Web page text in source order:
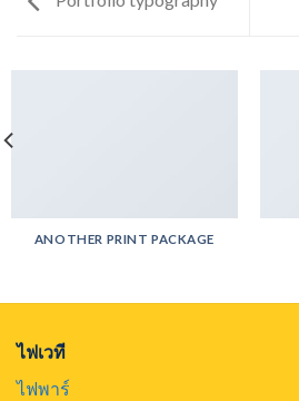
ANOTHER PRINT PACKAGE
ไฟเวที
ไฟพาร์